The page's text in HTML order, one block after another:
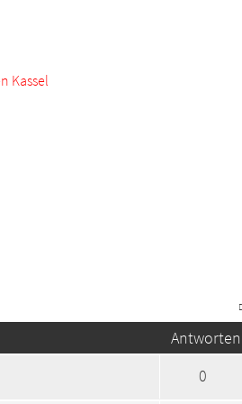
Kassel
Antworten
0